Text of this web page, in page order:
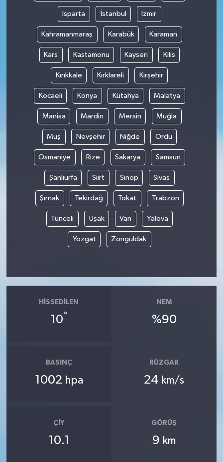
Isparta İstanbul İzmir
Kahramanmaraş Karabük Karaman
Kars Kastamonu Kayseri Kilis
Kırıkkale Kırklareli Kırşehir
Kocaeli Konya Kütahya Malatya
Manisa Mardin Mersin Muğla
Muş Nevşehir Niğde Ordu
Osmaniye Rize Sakarya Samsun
Şanlıurfa Siirt Sinop Sivas
Şırnak Tekirdağ Tokat Trabzon
Tunceli Uşak Van Yalova
Yozgat Zonguldak
HISSEDILEN
10°
NEM
%90
BASINÇ
1002 hpa
RÜZGAR
24 km/s
ÇIY
10.1
GÖRÜŞ
9 km